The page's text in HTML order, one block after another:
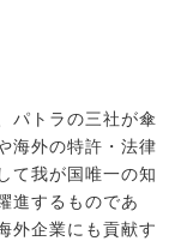
パトラの三社が傘
海外の特許・法律
て我が国唯一の知
進するものであ
外企業にも貢献す